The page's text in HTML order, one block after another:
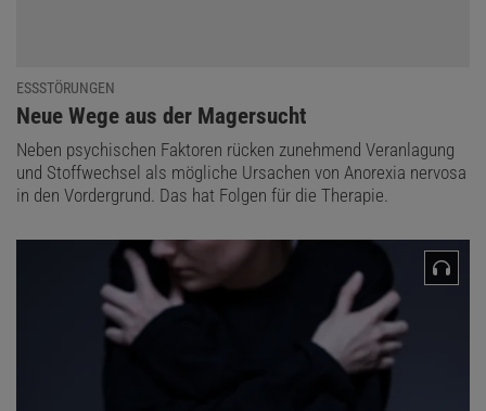
ESSSTÖRUNGEN
:
Neue Wege aus der Magersucht
Neben psychischen Faktoren rücken zunehmend Veranlagung
und Stoffwechsel als mögliche Ursachen von Anorexia nervosa
in den Vordergrund. Das hat Folgen für die Therapie.